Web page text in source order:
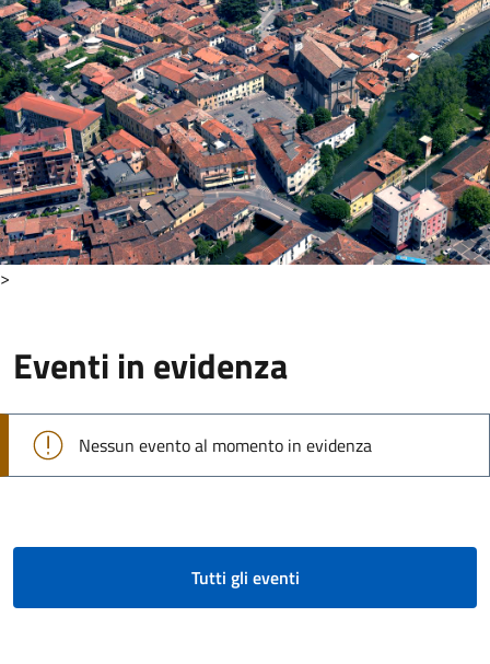
>
Eventi in evidenza
Nessun evento al momento in evidenza
Tutti gli eventi